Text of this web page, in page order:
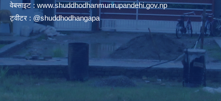
वेबसाइट : www.shuddhodhanmunrupandehi.gov.np
ट्वीटर : @shuddhodhangapa